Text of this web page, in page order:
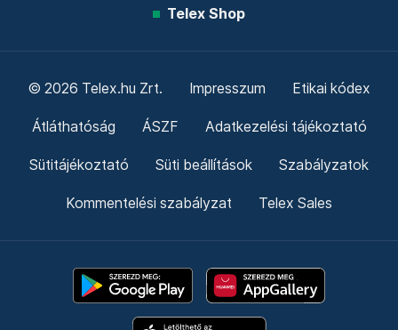
Telex Shop
© 2026 Telex.hu Zrt. Impresszum Etikai kódex
Átláthatóság ÁSZF Adatkezelési tájékoztató
Sütitájékoztató Süti beállítások Szabályzatok
Kommentelési szabályzat Telex Sales